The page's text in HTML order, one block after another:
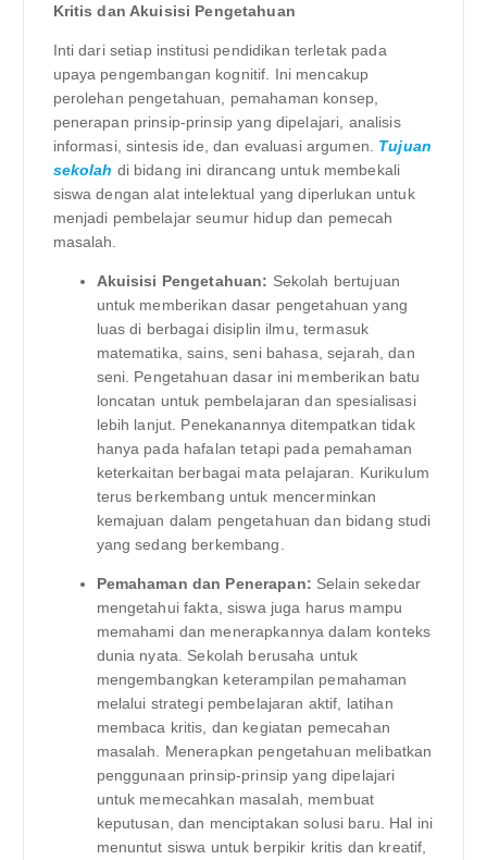
Kritis dan Akuisisi Pengetahuan
Inti dari setiap institusi pendidikan terletak pada
upaya pengembangan kognitif. Ini mencakup
perolehan pengetahuan, pemahaman konsep,
penerapan prinsip-prinsip yang dipelajari, analisis
informasi, sintesis ide, dan evaluasi argumen. Tujuan
sekolah di bidang ini dirancang untuk membekali
siswa dengan alat intelektual yang diperlukan untuk
menjadi pembelajar seumur hidup dan pemecah
masalah.
Akuisisi Pengetahuan: Sekolah bertujuan
untuk memberikan dasar pengetahuan yang
luas di berbagai disiplin ilmu, termasuk
matematika, sains, seni bahasa, sejarah, dan
seni. Pengetahuan dasar ini memberikan batu
loncatan untuk pembelajaran dan spesialisasi
lebih lanjut. Penekanannya ditempatkan tidak
hanya pada hafalan tetapi pada pemahaman
keterkaitan berbagai mata pelajaran. Kurikulum
terus berkembang untuk mencerminkan
kemajuan dalam pengetahuan dan bidang studi
yang sedang berkembang.
Pemahaman dan Penerapan: Selain sekedar
mengetahui fakta, siswa juga harus mampu
memahami dan menerapkannya dalam konteks
dunia nyata. Sekolah berusaha untuk
mengembangkan keterampilan pemahaman
melalui strategi pembelajaran aktif, latihan
membaca kritis, dan kegiatan pemecahan
masalah. Menerapkan pengetahuan melibatkan
penggunaan prinsip-prinsip yang dipelajari
untuk memecahkan masalah, membuat
keputusan, dan menciptakan solusi baru. Hal ini
menuntut siswa untuk berpikir kritis dan kreatif,